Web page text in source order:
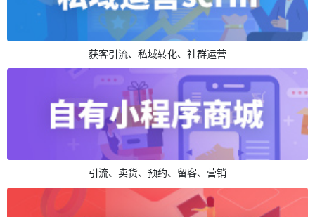
获客引流、私域转化、社群运营
引流、卖货、预约、留客、营销